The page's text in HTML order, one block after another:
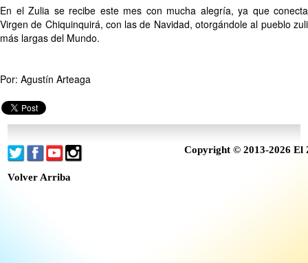
En el Zulia se recibe este mes con mucha alegría, ya que
Virgen de Chiquinquirá, con las de Navidad, otorgándole al pueblo
más largas del Mundo.
Por: Agustín Arteaga
Copyright © 2013-2026 El
Volver Arriba